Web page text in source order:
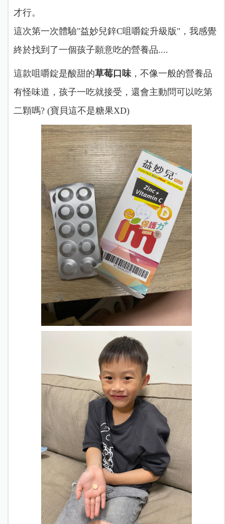
才行。
這次第一次體驗"益妙兒鋅C咀嚼錠升級版"，我感覺
終於找到了一個孩子願意吃的營養品....
這款咀嚼錠是酸甜的草莓口味，不像一般的營養品
有怪味道，孩子一吃就接受，還會主動問可以吃第
二顆嗎? (寶貝這不是糖果XD)